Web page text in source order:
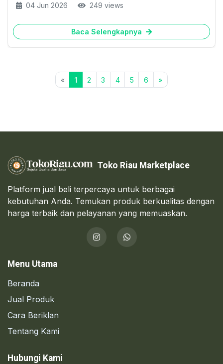
04 Jun 2026 249 views
Baca Selengkapnya
« 1 2 3 4 5 6 »
Toko Riau Marketplace
Platform jual beli terpercaya untuk berbagai
kebutuhan Anda. Temukan produk berkualitas dengan
harga terbaik dan pelayanan yang memuaskan.
Menu Utama
Beranda
Jual Produk
Cara Beriklan
Tentang Kami
Hubungi Kami